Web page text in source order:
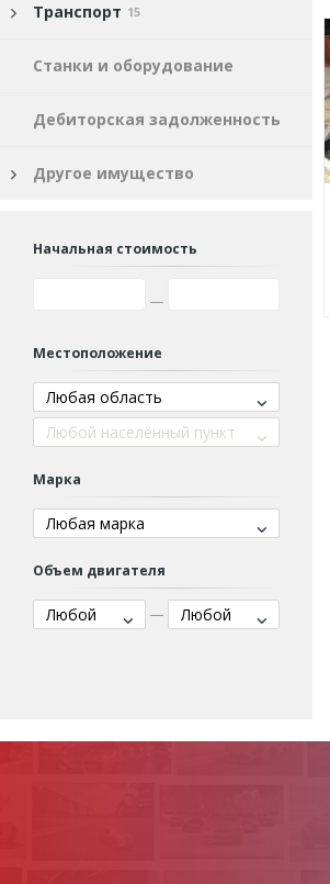
Транспорт 15
Станки и оборудование
Дебиторская задолженность
Другое имущество
Начальная стоимость
Местоположение
Любая область
Любой населённый пункт
Марка
Любая марка
Объем двигателя
Любой Любой